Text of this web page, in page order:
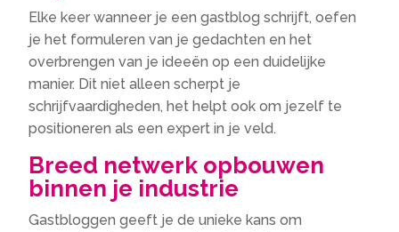
Elke keer wanneer je een gastblog schrijft, oefen
je het formuleren van je gedachten en het
overbrengen van je ideeën op een duidelijke
manier. Dit niet alleen scherpt je
schrijfvaardigheden, het helpt ook om jezelf te
positioneren als een expert in je veld.
Breed netwerk opbouwen
binnen je industrie
Gastbloggen geeft je de unieke kans om